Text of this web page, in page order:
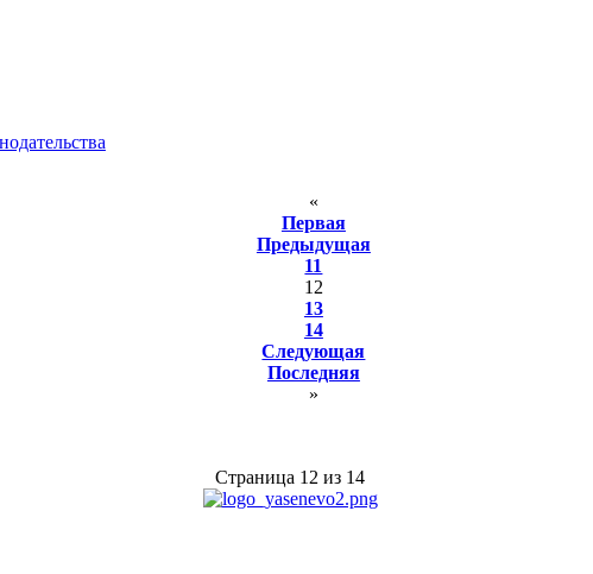
«
Первая
Предыдущая
11
12
13
14
Следующая
Последняя
»
Страница 12 из 14